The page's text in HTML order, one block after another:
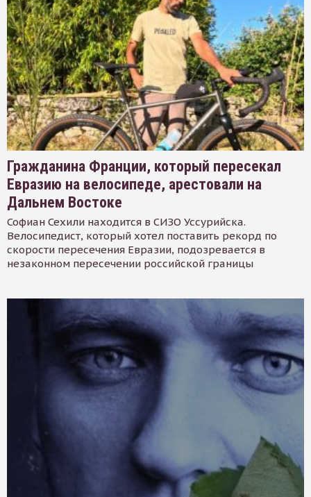
Гражданина Франции, который пересекал
Евразию на велосипеде, арестовали на
Дальнем Востоке
Софиан Сехили находится в СИЗО Уссурийска.
Велосипедист, который хотел поставить рекорд по
скорости пересечения Евразии, подозревается в
незаконном пересечении российской границы